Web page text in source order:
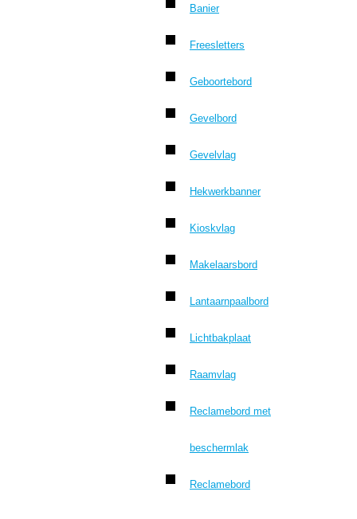
Banier
Freesletters
Geboortebord
Gevelbord
Gevelvlag
Hekwerkbanner
Kioskvlag
Makelaarsbord
Lantaarnpaalbord
Lichtbakplaat
Raamvlag
Reclamebord met
beschermlak
Reclamebord